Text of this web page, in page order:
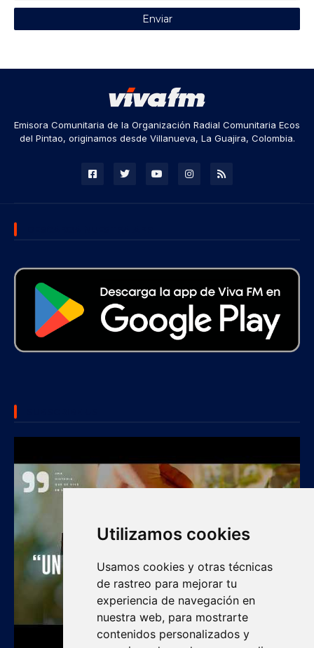
Utilizamos cookies
Usamos cookies y otras técnicas
de rastreo para mejorar tu
experiencia de navegación en
nuestra web, para mostrarte
contenidos personalizados y
Emisora Comunitaria de la Organización Radial Comunitaria Ecos
del Pintao, originamos desde Villanueva, La Guajira, Colombia.